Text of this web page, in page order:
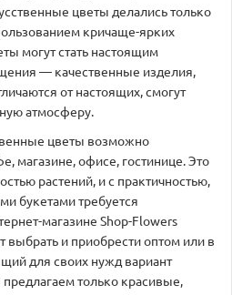
цветы делались только
кричаще-ярких
могут стать настоящим
— качественные изделия,
от настоящих, смогут
атмосферу.
цветы возможно
магазине, офисе, гостинице. Это
растений, и с практичностью,
букетами требуется
магазине Shop-Flowers
и приобрести оптом или в
для своих нужд вариант
только красивые,